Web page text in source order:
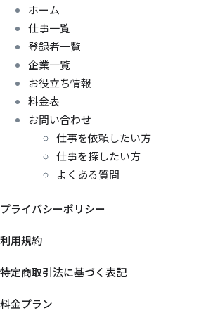
ホーム
仕事一覧
登録者一覧
企業一覧
お役立ち情報
料金表
お問い合わせ
仕事を依頼したい方
仕事を探したい方
よくある質問
プライバシーポリシー
利用規約
特定商取引法に基づく表記
料金プラン